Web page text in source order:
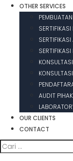
OTHER SERVICES
SERTIFIKASI
AUDIT
OUR CLIENTS
CONTACT
Cari
untuk: